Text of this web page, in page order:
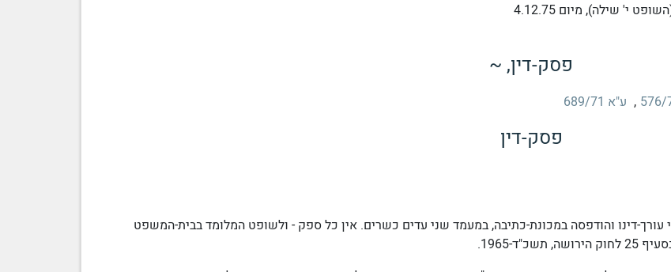
י' שילה), מיום 4.12.75
פסק-דין, ~
, ע"א 689/71
פסק-דין
עורך-דינו והודפסה במכונת-כתיבה, במעמד שני עדים כשרים. אין כל ספק - ולשופט המלומד בבית-המשפט
1965.